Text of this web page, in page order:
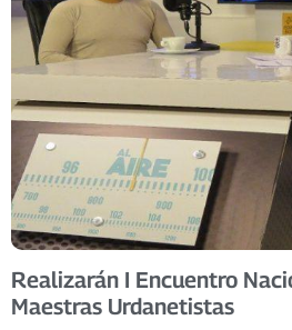
Realizarán I Encuentro
Maestras Urdanetistas